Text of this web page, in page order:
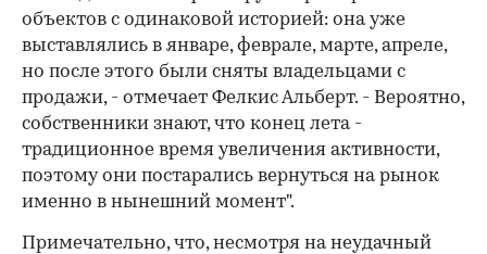
объектов с одинаковой историей: она уже
выставлялись в январе, феврале, марте, апреле,
но после этого были сняты владельцами с
продажи, - отмечает Фелкис Альберт. - Вероятно,
собственники знают, что конец лета -
традиционное время увеличения активности,
поэтому они постарались вернуться на рынок
именно в нынешний момент".
Примечательно, что, несмотря на неудачный